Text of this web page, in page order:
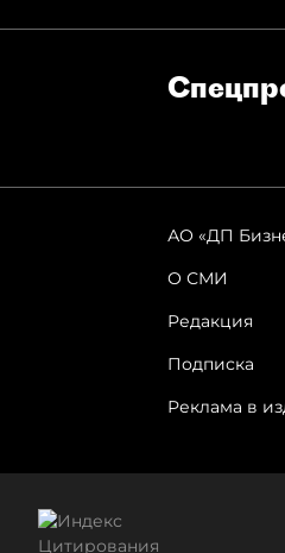
АО «ДП
О СМИ
Редакция
Подписка
Реклама в